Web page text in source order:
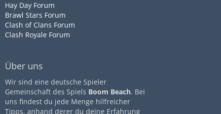
Hay Day Forum
Brawl Stars Forum
Clash of Clans Forum
Clash Royale Forum
Über uns
Wir sind eine deutsche Spieler
Gemeinschaft des Spiels Boom Beach. Bei
uns findest du jede Menge hilfreicher
Tipps, anhand derer du deine Erfahrung